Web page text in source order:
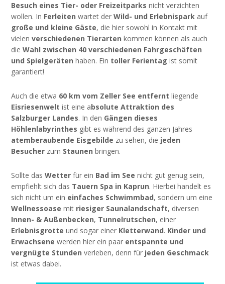
Besuch eines Tier- oder Freizeitparks nicht verzichten
wollen. In Ferleiten wartet derWild- und Erlebnispark auf
große und kleine Gäste, die hier sowohl in Kontakt mit
vielenverschiedenen Tierarten kommen können als auch
dieWahl zwischen 40 verschiedenen Fahrgeschäften
und Spielgeräten haben. Ein toller Ferientag ist somit
garantiert!
Auch die etwa 60 km vom Zeller See entfernt liegende
Eisriesenwelt ist eine absolute Attraktion des
Salzburger Landes. In den Gängen dieses
Höhlenlabyrinthes gibt es während des ganzen Jahres
atemberaubende Eisgebilde zu sehen, die jeden
Besucher zum Staunen bringen.
Sollte dasWetter für ein Bad im See nicht gut genug sein,
empfiehlt sich das Tauern Spa in Kaprun. Hierbei handelt es
sich nicht um ein einfaches Schwimmbad, sondern um eine
Wellnessoase mit riesiger Saunalandschaft, diversen
Innen- & Außenbecken, Tunnelrutschen, einer
Erlebnisgrotte und sogar einer Kletterwand. Kinder und
Erwachsene werden hier ein paar entspannte und
vergnügte Stunden verleben, denn für jeden Geschmack
ist etwas dabei.